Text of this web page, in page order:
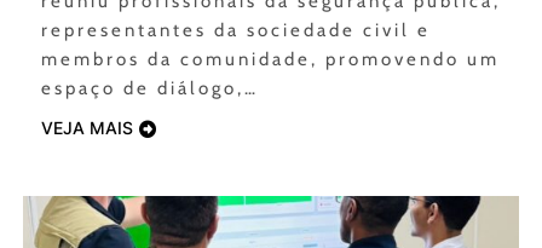
representantes da sociedade civil e
membros da comunidade, promovendo um
espaço de diálogo,…
VEJA MAIS